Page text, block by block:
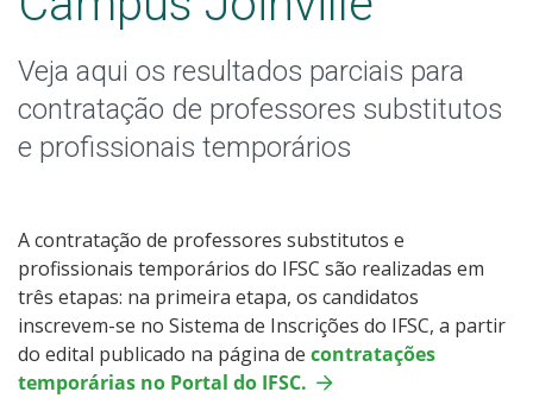
Eleições
Trabalhe no IFSC
Acesso à Informação
Ouvidoria
Editais
Veja aqui os resultados parciais para
contratação de professores substitutos
e profissionais temporários
A contratação de professores substitutos e
profissionais temporários do IFSC são realizadas em
três etapas: na primeira etapa, os candidatos
inscrevem-se no Sistema de Inscrições do IFSC, a partir
do edital publicado na página de contratações
temporárias no Portal do IFSC.